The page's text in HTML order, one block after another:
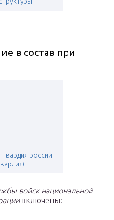
в состав при
гвардия россии
войск национальной
включены: